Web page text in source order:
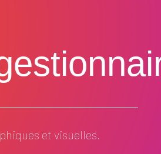
et visuelles.